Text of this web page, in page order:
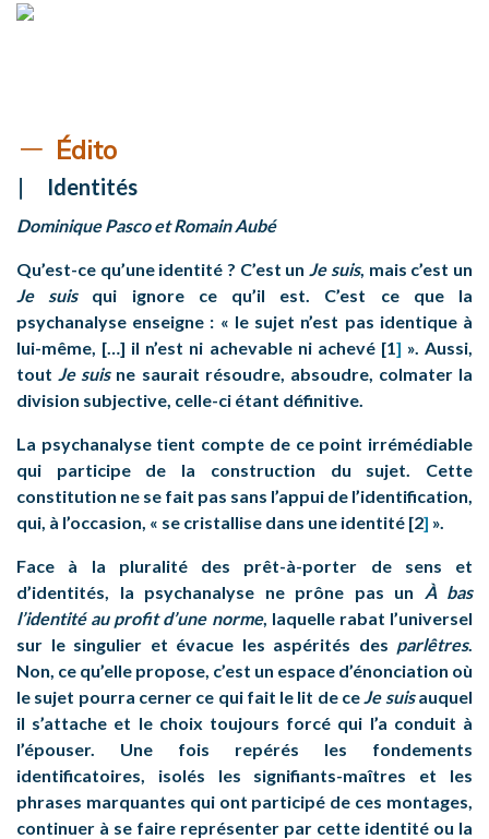
Édito
Identités
Dominique Pasco et Romain Aubé
Qu’est-ce qu’une identité ? C’est unJe suis, mais c’est un
Je suisqui ignore ce qu’il est. C’est ce que la
psychanalyse enseigne : « le sujet n’est pas identique à
lui-même, […] il n’est ni achevable ni achevé [1] ». Aussi,
toutJe suisne saurait résoudre, absoudre, colmater la
division subjective, celle-ci étant définitive.
La psychanalyse tient compte de ce point irrémédiable
qui participe de la construction du sujet. Cette
constitution ne se fait pas sans l’appui de l’identification,
qui, à l’occasion, « se cristallise dans une identité [2] ».
Face à la pluralité des prêt-à-porter de sens et
d’identités, la psychanalyse ne prône pas un À bas
l’identité au profit d’une norme, laquelle rabat l’universel
sur le singulier et évacue les aspérités des parlêtres.
Non, ce qu’elle propose, c’est un espace d’énonciation où
le sujet pourra cerner ce qui fait le lit de ceJe suisauquel
il s’attache et le choix toujours forcé qui l’a conduit à
l’épouser. Une fois repérés les fondements
identificatoires, isolés les signifiants-maîtres et les
phrases marquantes qui ont participé de ces montages,
continuer à se faire représenter par cette identité ou la